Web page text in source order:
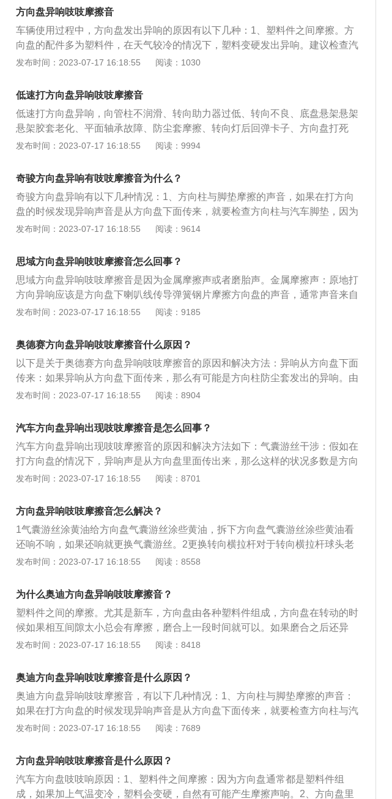
盘震动的现象，所以应当定期做动平衡检查。
者老化。对于机械液压助力的方向盘，如果传动皮带松紧度不当或者老化就会有
异响，调整或者更换皮带就可以了。驾驶中应当注意：1、避免原地转动方向
盘，尽量在车辆移动之后再打方向。2、当车辆停稳之后，应当将方向盘回到正
中位置，避免悬挂系统和轮胎承受负荷。3、需要调头的时候，尽量避免方向盘
打到死点的位置。建议到4S店进行一下检查，确认故障原因，及时排除故障。
方向盘异响吱吱摩擦音
车辆使用过程中，方向盘发出异响的原因有以下几种：1、塑料件之间摩擦。方
向盘的配件多为塑料件，在天气较冷的情况下，塑料变硬发出异响。建议检查汽
车塑料之间摩擦问题。2、方向盘气囊游丝问题。可以检查更换方向气囊游丝解
更换后要进行四轮定位。4、平衡杆松动或者损坏。解决办法就检查更换平衡
杆。5、减震器平面轴承出现问题。需要检查处理，如果无效那就要更换。6、助
力皮带松紧度不当或老化，对于这种情况就要调整皮带松紧度或者更换皮带。
7、可能是车辆的转向柱缺油，出现干磨现象，使驾驶员在转动方向盘时，出现
滋滋的异响声，车主需要到汽车修配厂，由专业的工作人员为车辆的转向柱进行
问题时，最好去维修机构进行检查处理，并及时排除故障，避免影响行驶安全。
发布时间：2023-07-17 16:18:55 阅读：1030
低速打方向盘异响吱吱摩擦音
低速打方向盘异响，向管柱不润滑、转向助力器过低、转向不良、底盘悬架悬架
悬架胶套老化、平面轴承故障、防尘套摩擦、转向灯后回弹卡子、方向盘打死
等。具体原因如下：1、塑料件之间摩擦。方向盘的配件多为塑料件，在天气较
游丝问题。这个声音多由方向盘里传出，解决办法就是给方向盘气囊游丝涂些黄
油，涂完黄油如果还响那就要刚换气囊游丝。3、转向横拉杆球头老化。这个情
况下除了发出声响还会引起抖动，解决办法是更换转向横拉杆球头，需要注意的
是更换后要进行四轮定位。4、平衡杆松动或者损坏。如果是这个方面出现了问
题，响声不仅仅出现在打方向上，在路况不好地情况下也会响。解决办法就是加
会发出此类声音，检查方法也很简单，打开车头盖听声音来源是否是来自减震器
顶座。处理方法为涂些黄油，如果无效那就要更换配件。6、助力皮带松紧度不
当或老化，对于这种情况就要调整皮带松紧度或者更换皮带。正确方向盘的使用
附近。2.打方向盘时，双手要交替着打方向，当方向盘转一圈时，左手转到一半
发布时间：2023-07-17 16:18:55 阅读：9994
奇骏方向盘异响有吱吱摩擦音为什么？
奇骏方向盘异响有以下几种情况：1、方向柱与脚垫摩擦的声音，如果在打方向
盘的时候发现异响声音是从方向盘下面传来，就要检查方向柱与汽车脚垫，因为
汽车后安装的脚垫太大，与转向柱有着直接的接触，随着转向柱的转动就会产生
游丝故障，若发现声音是从方向盘里面发出，这个问题多数是方向盘里面的气囊
游丝干涉造成，拆下方向盘气囊游丝涂些黄油看还响不响，如果还响就更换气囊
游丝，因为气囊游丝损坏。3、减震器平面轴承缺油，在打方向盘时，若发现异
响声是从车外发出，有可能是减震器的平面轴承缺油发出的声音，加点润滑油即
可。只需打开车头盖听一下声音是不是从减震器顶座的位置发出，这样就知道是
发布时间：2023-07-17 16:18:55 阅读：9614
思域方向盘异响吱吱摩擦音怎么回事？
思域方向盘异响吱吱摩擦音是因为金属摩擦声或者磨胎声。金属摩擦声：原地打
方向异响应该是方向盘下喇叭线传导弹簧钢片摩擦方向盘的声音，通常声音来自
车内，是沙沙的金属摩擦声。解决办法是在弹簧钢片与方向盘的摩擦处涂抹些润
果是尖锐的吱吱声，那么应该是前轮前束过大或过小，打方向时前轮不平行转向
造成的磨胎声。如果是嘎嗒嘎嗒的声音，那就是车子的半轴球笼磨损过度发出的
异响，需要更换。通常左打轮异响是右侧球笼损坏。
发布时间：2023-07-17 16:18:55 阅读：9185
奥德赛方向盘异响吱吱摩擦音什么原因？
以下是关于奥德赛方向盘异响吱吱摩擦音的原因和解决方法：异响从方向盘下面
传来：如果异响从方向盘下面传来，那么有可能是方向柱防尘套发出的异响。由
于方向柱防尘套缺少润滑，那么就会产生摩擦的声音。这种情况，车主只需要在
传出，那么问题很大概率是因为方向盘里的气囊游丝造成，拆卸方向盘气囊游丝
涂些黄油看还响不响如果还响就更换气囊游丝，因为气囊游丝损坏。注意拆卸方
向盘要温柔，或者拔掉安全气囊保险丝，以免安全气囊弹出。
发布时间：2023-07-17 16:18:55 阅读：8904
汽车方向盘异响出现吱吱摩擦音是怎么回事？
汽车方向盘异响出现吱吱摩擦音的原因和解决方法如下：气囊游丝干涉：假如在
打方向盘的情况下，异响声是从方向盘里面传出来，那么这样的状况多数是方向
盘内的气囊游丝所致，这个时候可将方向盘拆下，在气囊游丝上涂上一些黄油看
传出异响声，那么很有可能是转向灯自动回位机构的回弹卡扣发出的声音，这属
于正常现象。方向柱防尘套缺乏润滑：方向柱防尘套缺失润滑会造成干涩摩擦的
声音，只要在防尘套内涂上些许黄油，异响即可取得解决。
发布时间：2023-07-17 16:18:55 阅读：8701
方向盘异响吱吱摩擦音怎么解决？
1气囊游丝涂黄油给方向盘气囊游丝涂些黄油，拆下方向盘气囊游丝涂些黄油看
还响不响，如果还响就更换气囊游丝。2更换转向横拉杆对于转向横拉杆球头老
化，可更换转向横拉杆球头，需要注意的是更换后要进行四轮定位。3调整或更
那就要更换配件。
发布时间：2023-07-17 16:18:55 阅读：8558
为什么奥迪方向盘异响吱吱摩擦音？
塑料件之间的摩擦。尤其是新车，方向盘由各种塑料件组成，方向盘在转动的时
候如果相互间隙太小总会有摩擦，磨合上一段时间就可以。如果磨合之后还异
响，可以试着把方向盘重新装配一下。以下是关于方向盘的介绍：功能：方向盘
为转矩后传递给转向轴。其他：使用直径大些的转向盘转向时，驾驶员作用到转
向盘上的手力可小些。
发布时间：2023-07-17 16:18:55 阅读：8418
奥迪方向盘异响吱吱摩擦音是什么原因？
奥迪方向盘异响吱吱摩擦音，有以下几种情况：1、方向柱与脚垫摩擦的声音：
如果在打方向盘的时候发现异响声音是从方向盘下面传来，就要检查方向柱与汽
车脚垫，因为汽车后安装的脚垫太大，与转向柱有着直接的接触，随着转向柱的
可。2、气囊游丝故障：若发现声音是从方向盘里面发出，这个问题多数是方向
盘里面的气囊游丝干涉造成，拆下方向盘气囊游丝涂些黄油看还响不响，如果还
响就更换气囊游丝，因为气囊游丝损坏。3、减震器平面轴承缺油：在打方向盘
发布时间：2023-07-17 16:18:55 阅读：7689
方向盘异响吱吱摩擦音是什么原因？
汽车方向盘吱吱响原因：1、塑料件之间摩擦：因为方向盘通常都是塑料件组
成，如果加上气温变冷，塑料会变硬，自然有可能产生摩擦声响。2、方向盘里